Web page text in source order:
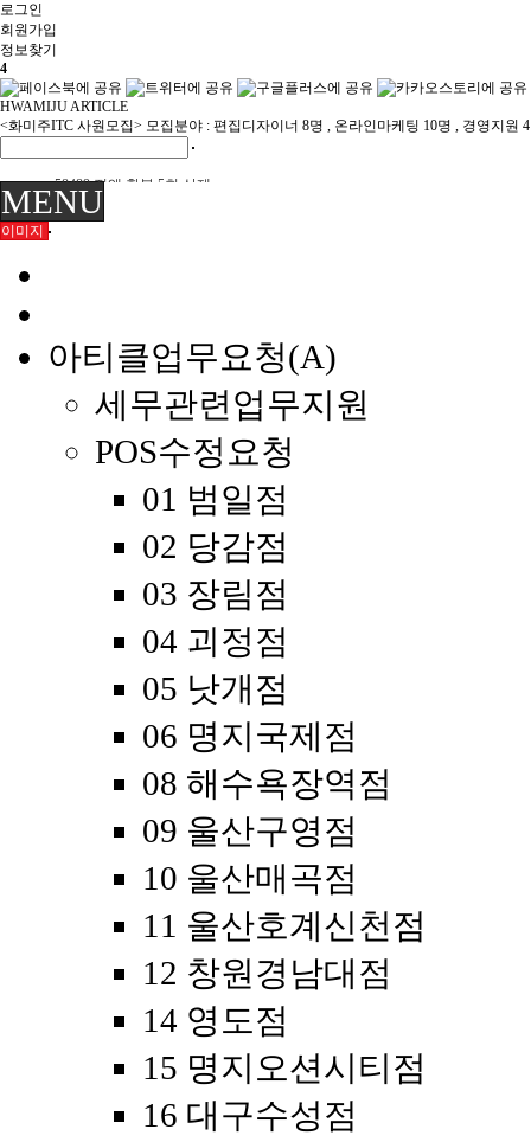
로그인
회원 가입
정보찾기
4
HWAMIJU ARTICLE
<화미주ITC 사원모집> 모집분야 : 편집디자이너 8명 , 온라인마케팅 10명 , 경영지원
58489 전액 환불 5회 삭제
58484 연간회원 취소 전액 환불
MENU
이미지
아티클업무요청(A)
세무관련업무지원
POS수정요청
01 범일점
02 당감점
03 장림점
04 괴정점
05 낫개점
06 명지국제점
08 해수욕장역점
09 울산구영점
10 울산매곡점
11 울산호계신천점
12 창원경남대점
14 영도점
15 명지오션시티점
16 대구수성점